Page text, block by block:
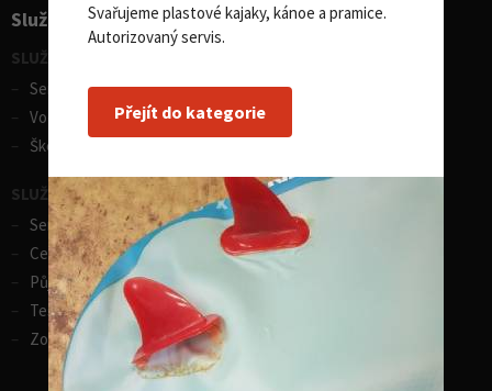
Služby pro sporty
SLUŽBY - vodní sporty
Servis lodí a člunů
Vodácká půjčovna lodí
Škola eskymování
SLUŽBY - zimní sporty
Servis lyží
Celosezonní půjčovna lyží
Půjčovna lyží
Test centrum SPORTEN
Zobrazit vše
Svařujeme plastové kajaky, kánoe a pramice.
Autorizovaný servis.
Přejít do kategorie